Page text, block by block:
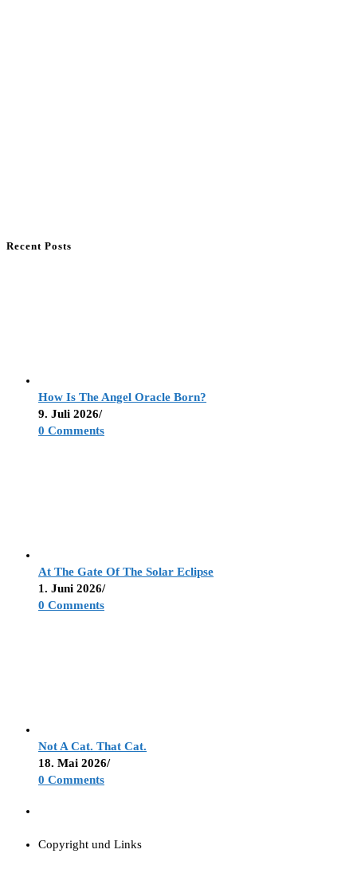
Recent Posts
How Is The Angel Oracle Born?
9. Juli 2026/
0 Comments
At The Gate Of The Solar Eclipse
1. Juni 2026/
0 Comments
Not A Cat. That Cat.
18. Mai 2026/
0 Comments
Copyright und Links